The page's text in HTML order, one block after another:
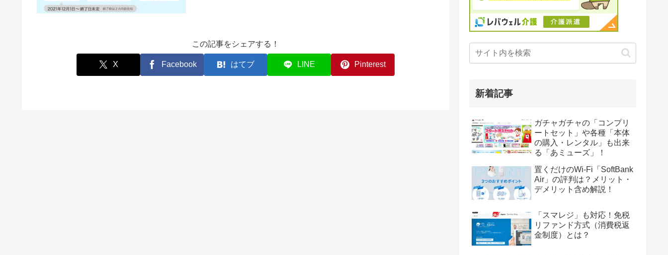
この記事をシェアする！
X Facebook はてブ LINE Pinterest
新着記事
ガチャガチャの「コンプリ
ートセット」や各種「本体
の購入・レンタル」も出来
る「あミューズ」！
置くだけのWi-Fi「SoftBank
Air」の評判は？メリット・
デメリット含め解説！
「スマレジ」も対応！免税
リファンド方式（消費税返
金制度）とは？